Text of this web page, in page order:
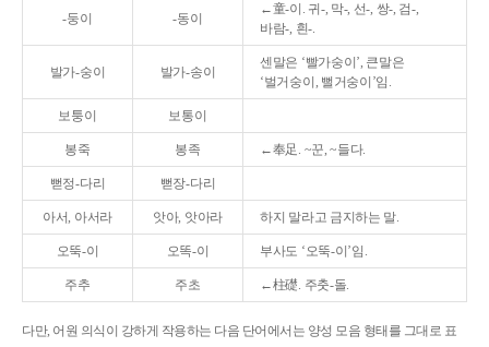
-둥이 -동이
←童-이. 귀-, 막-, 선-, 쌍-, 검-,
바람-, 흰-.
발가-숭이 발가-송이
센말은 ‘빨가숭이’, 큰말은
‘벌거숭이, 뻘거숭이’임.
보퉁이 보통이
봉죽 봉족 ←奉足. ~꾼, ~들다.
뻗정-다리 뻗장-다리
아서, 아서라 앗아, 앗아라 하지 말라고 금지하는 말.
오뚝-이 오똑-이 부사도 ‘오뚝-이’임.
주추 주초 ←柱礎. 주춧-돌.
다만, 어원 의식이 강하게 작용하는 다음 단어에서는 양성 모음 형태를 그대로 표